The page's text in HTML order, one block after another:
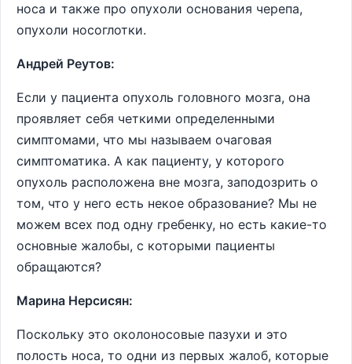
носа и также про опухоли основания черепа,
опухоли носоглотки.
Андрей Реутов:
Если у пациента опухоль головного мозга, она
проявляет себя четкими определенными
симптомами, что мы называем очаговая
симптоматика. А как пациенту, у которого
опухоль расположена вне мозга, заподозрить о
том, что у него есть некое образование? Мы не
можем всех под одну гребенку, но есть какие-то
основные жалобы, с которыми пациенты
обращаются?
Марина Нерсисян:
Поскольку это околоносовые пазухи и это
полость носа, то одни из первых жалоб, которые